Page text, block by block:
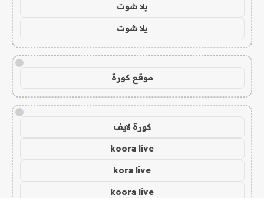
يلا شوت
يلا شوت
!
موقع كورة
!
كورة لايف
koora live
kora live
koora live